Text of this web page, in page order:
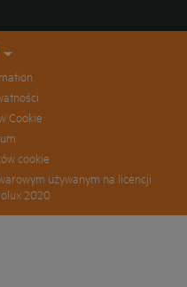
Cookie
cookie
używanym na licencji
2020